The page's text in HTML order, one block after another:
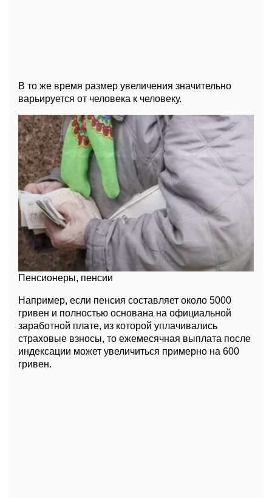
В то же время размер увеличения значительно
варьируется от человека к человеку.
Пенсионеры, пенсии
Например, если пенсия составляет около 5000
гривен и полностью основана на официальной
заработной плате, из которой уплачивались
страховые взносы, то ежемесячная выплата после
индексации может увеличиться примерно на 600
гривен.